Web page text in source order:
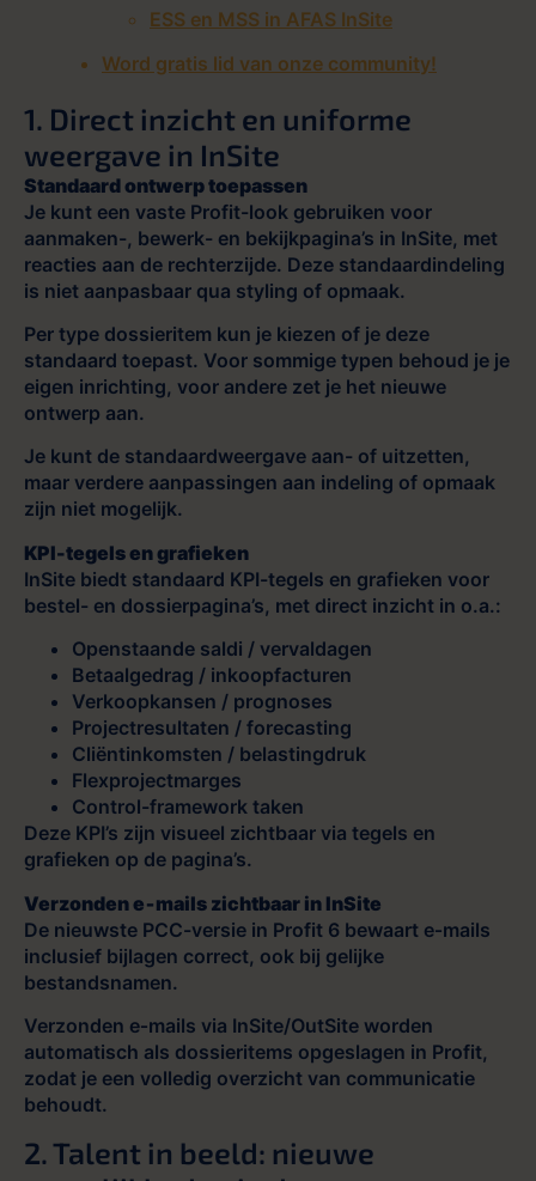
ESS en MSS in AFAS InSite
Word gratis lid van onze community!
1. Direct inzicht en uniforme
weergave in InSite
Standaard ontwerp toepassen
Je kunt een vaste Profit-look gebruiken voor
aanmaken-, bewerk- en bekijkpagina’s in InSite, met
reacties aan de rechterzijde. Deze standaardindeling
is niet aanpasbaar qua styling of opmaak.
Per type dossieritem kun je kiezen of je deze
standaard toepast. Voor sommige typen behoud je je
eigen inrichting, voor andere zet je het nieuwe
ontwerp aan.
Je kunt de standaardweergave aan- of uitzetten,
maar verdere aanpassingen aan indeling of opmaak
zijn niet mogelijk.
KPI-tegels en grafieken
InSite biedt standaard KPI-tegels en grafieken voor
bestel- en dossierpagina’s, met direct inzicht in o.a.:
Openstaande saldi / vervaldagen
Betaalgedrag / inkoopfacturen
Verkoopkansen / prognoses
Projectresultaten / forecasting
Cliëntinkomsten / belastingdruk
Flexprojectmarges
Control-framework taken
Deze KPI’s zijn visueel zichtbaar via tegels en
grafieken op de pagina’s.
Verzonden e‑mails zichtbaar in InSite
De nieuwste PCC-versie in Profit 6 bewaart e‑mails
inclusief bijlagen correct, ook bij gelijke
bestandsnamen.
Verzonden e‑mails via InSite/OutSite worden
automatisch als dossieritems opgeslagen in Profit,
zodat je een volledig overzicht van communicatie
behoudt.
2. Talent in beeld: nieuwe